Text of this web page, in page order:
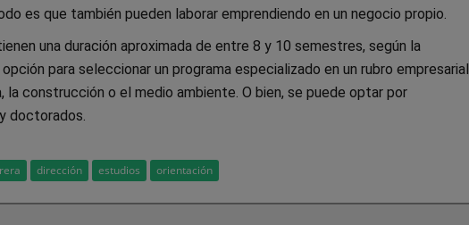
es que también pueden laborar emprendiendo en un negocio propio.
una duración aproximada de entre 8 y 10 semestres, según la
para seleccionar un programa especializado en un rubro empresarial
la construcción o el medio ambiente. O bien, se puede optar por
doctorados.
dirección estudios orientación